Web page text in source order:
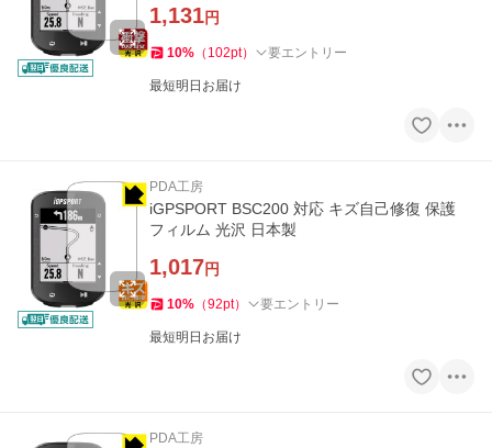
1,131円
10% （ 102pt） 要エントリー
最短明日お届け
PDA工房
iGPSPORT BSC200 対応 キズ自己修復 保護
フィルム 光沢 日本製
1,017円
10% （92pt） 要エントリー
最短明日お届け
PDA工房